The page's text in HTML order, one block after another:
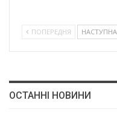
ПОПЕРЕДНЯ НАСТУПНА
ОСТАННІ НОВИНИ